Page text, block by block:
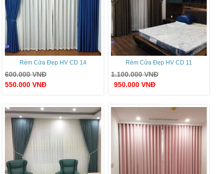
Rèm Cửa Đẹp HV CD 14
600.000VNĐ
550.000 VNĐ
Rèm Cửa Đẹp HV CD 11
1.100.000VNĐ
950.000 VNĐ